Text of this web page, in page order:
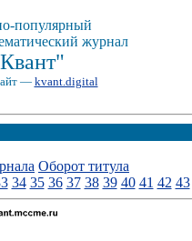
популярный
журнал
— kvant.digital
Оборот титула
34 35 36 37 38 39 40 41 42 43